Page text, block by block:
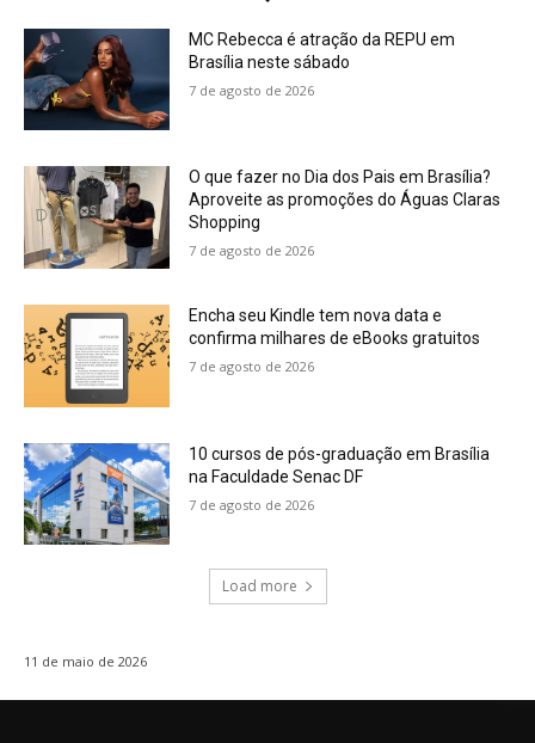
MC Rebecca é atração da REPU em
Brasília neste sábado
7 de agosto de 2026
O que fazer no Dia dos Pais em Brasília?
Aproveite as promoções do Águas Claras
Shopping
7 de agosto de 2026
Encha seu Kindle tem nova data e
confirma milhares de eBooks gratuitos
7 de agosto de 2026
10 cursos de pós-graduação em Brasília
na Faculdade Senac DF
7 de agosto de 2026
Load more
11 de maio de 2026